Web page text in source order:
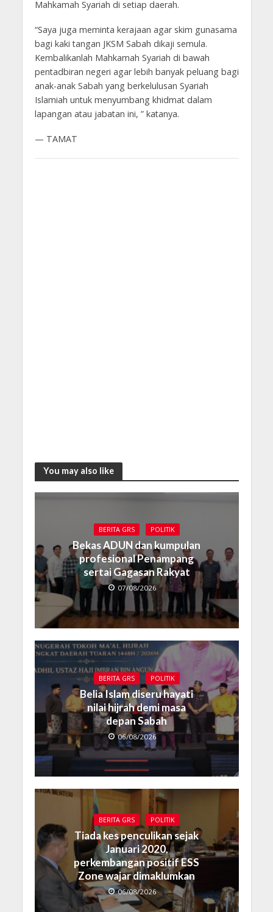
Mahkamah Syariah di setiap daerah.
“Saya juga meminta kerajaan agar skim gunasama
bagi kaki tangan JKSM Sabah dikaji semula.
Kembalikanlah Mahkamah Syariah di bawah
pentadbiran negeri agar lebih banyak peluang bagi
anak-anak Sabah yang berkelulusan Syariah
Islamiah untuk menyumbang khidmat dalam
lapangan atau jabatan ini, ” katanya.
— TAMAT
You may also like
BERITA GRS POLITIK
Bekas ADUN dan kumpulan
profesional Penampang
sertai Gagasan Rakyat
07/08/2026
BERITA GRS POLITIK
Belia Islam diseru hayati
nilai hijrah demi masa
depan Sabah
06/08/2026
BERITA GRS POLITIK
Tiada kes penculikan sejak
Januari 2020,
perkembangan positif ESS
Zone wajar dimaklumkan
06/08/2026